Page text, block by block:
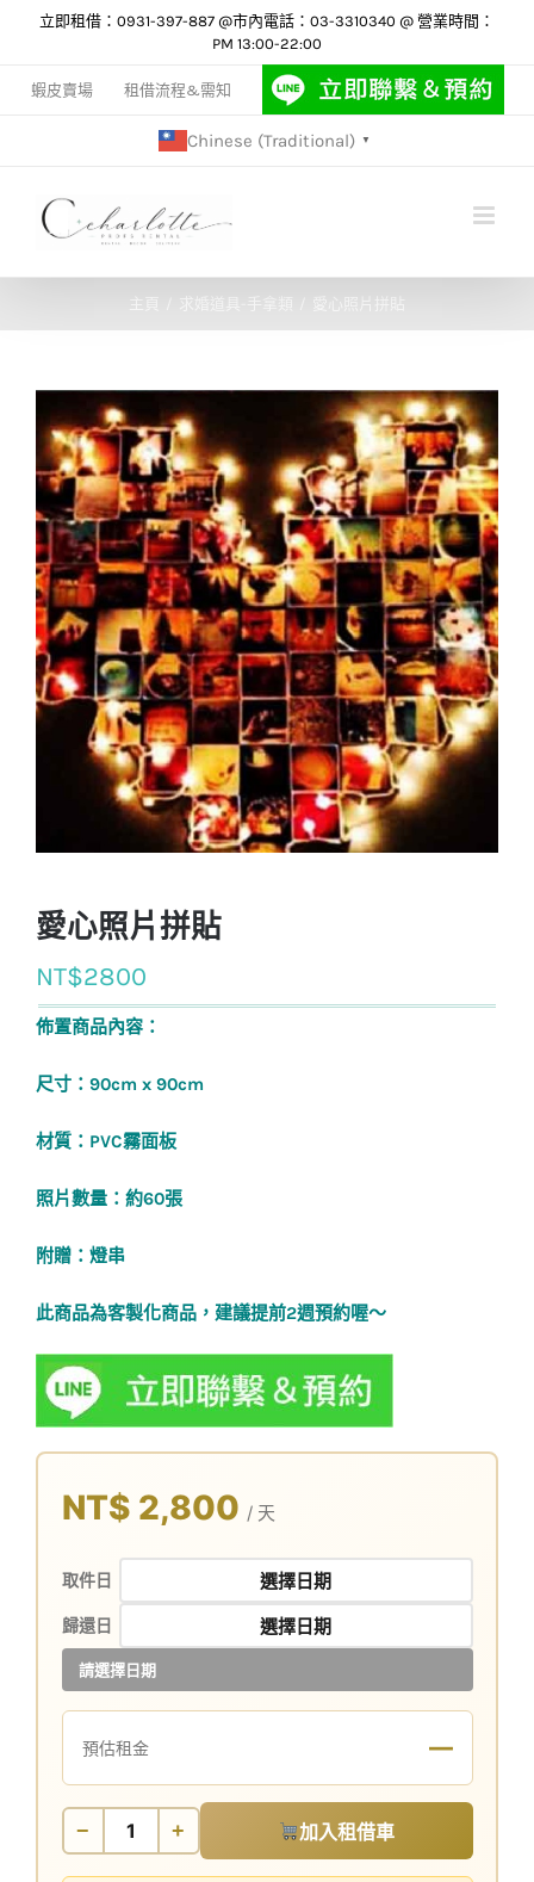
content
立即租借：0931-397-887 @市內電話：03-3310340 @ 營業時間：
PM 13:00-22:00
蝦皮賣場 租借流程&需知
Chinese (Traditional) ▼
求婚道具-手拿類 愛心照片拼貼
愛心照片拼貼
NT$2800
佈置商品內容：
尺寸：90cm x 90cm
材質：PVC霧面板
照片數量：約60張
附贈：燈串
此商品為客製化商品，建議提前2週預約喔～
NT$ 2,800 / 天
取件日
歸還日
請選擇日期
預估租金 —
− + 加入租借車